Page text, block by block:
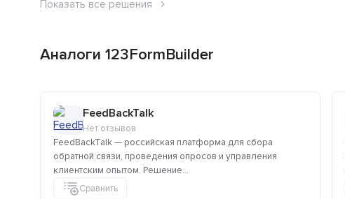
Показать все решения
Аналоги 123FormBuilder
FeedBackTalk
Нет отзывов
FeedBackTalk — российская платформа для сбора
обратной связи, проведения опросов и управления
клиентским опытом. Решение...
Сравнить